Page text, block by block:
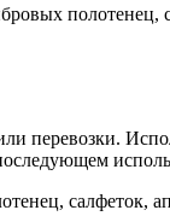
полотенец,
перевозки.
салфеток,